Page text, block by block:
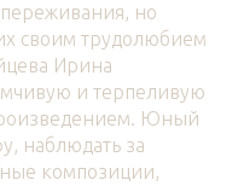
но
своим трудолюбием
Ирина
и терпеливую
Юный
наблюдать за
композиции,